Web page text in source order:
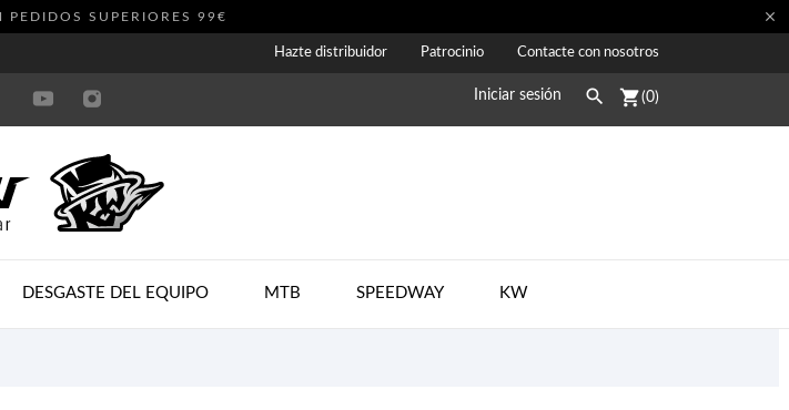
PEDIDOS SUPERIORES 99€ 
Hazte distribuidor Patrocinio Contacte con nosotros
Iniciar sesión  shopping_cart(0)
DESGASTE DEL EQUIPO MTB SPEEDWAY KW